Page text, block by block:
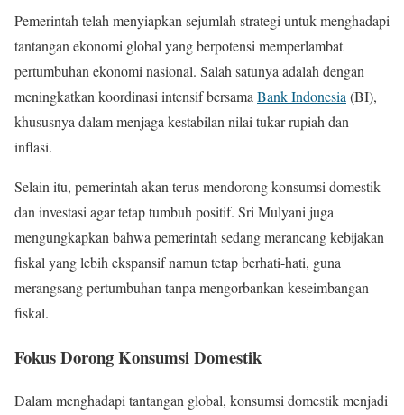
Pemerintah telah menyiapkan sejumlah strategi untuk menghadapi
tantangan ekonomi global yang berpotensi memperlambat
pertumbuhan ekonomi nasional. Salah satunya adalah dengan
meningkatkan koordinasi intensif bersama Bank Indonesia (BI),
khususnya dalam menjaga kestabilan nilai tukar rupiah dan
inflasi.
Selain itu, pemerintah akan terus mendorong konsumsi domestik
dan investasi agar tetap tumbuh positif. Sri Mulyani juga
mengungkapkan bahwa pemerintah sedang merancang kebijakan
fiskal yang lebih ekspansif namun tetap berhati-hati, guna
merangsang pertumbuhan tanpa mengorbankan keseimbangan
fiskal.
Fokus Dorong Konsumsi Domestik
Dalam menghadapi tantangan global, konsumsi domestik menjadi